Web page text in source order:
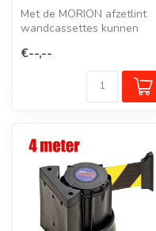
Met de MORION afzetlint
wandcassettes kunnen
snel en effe...
€--,--